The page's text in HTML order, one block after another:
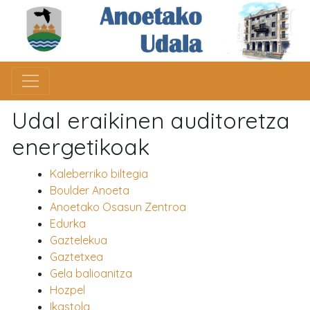
Udal eraikinen auditoretza
energetikoak
Kaleberriko biltegia
Boulder Anoeta
Anoetako Osasun Zentroa
Edurka
Gaztelekua
Gaztetxea
Gela balioanitza
Hozpel
Ikastola